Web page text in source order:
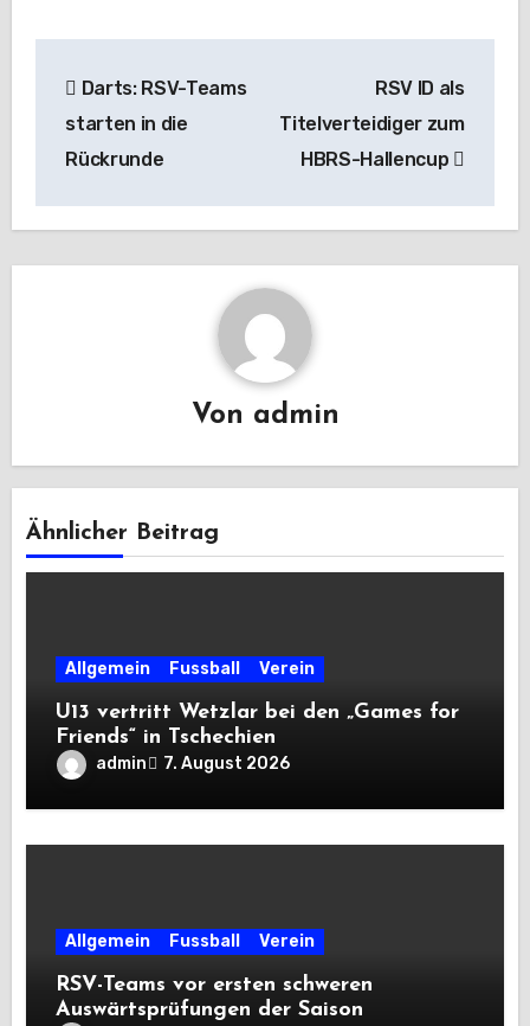
Darts: RSV-Teams
starten in die
Rückrunde
RSV ID als
Titelverteidiger zum
HBRS-Hallencup
Von admin
Ähnlicher Beitrag
Allgemein Fussball Verein
U13 vertritt Wetzlar bei den „Games for
Friends“ in Tschechien
admin 7. August 2026
Allgemein Fussball Verein
RSV-Teams vor ersten schweren
Auswärtsprüfungen der Saison